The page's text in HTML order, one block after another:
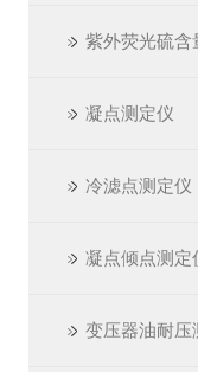
紫外荧光硫含
凝点测定仪
冷滤点测定仪
凝点倾点测定
变压器油耐压